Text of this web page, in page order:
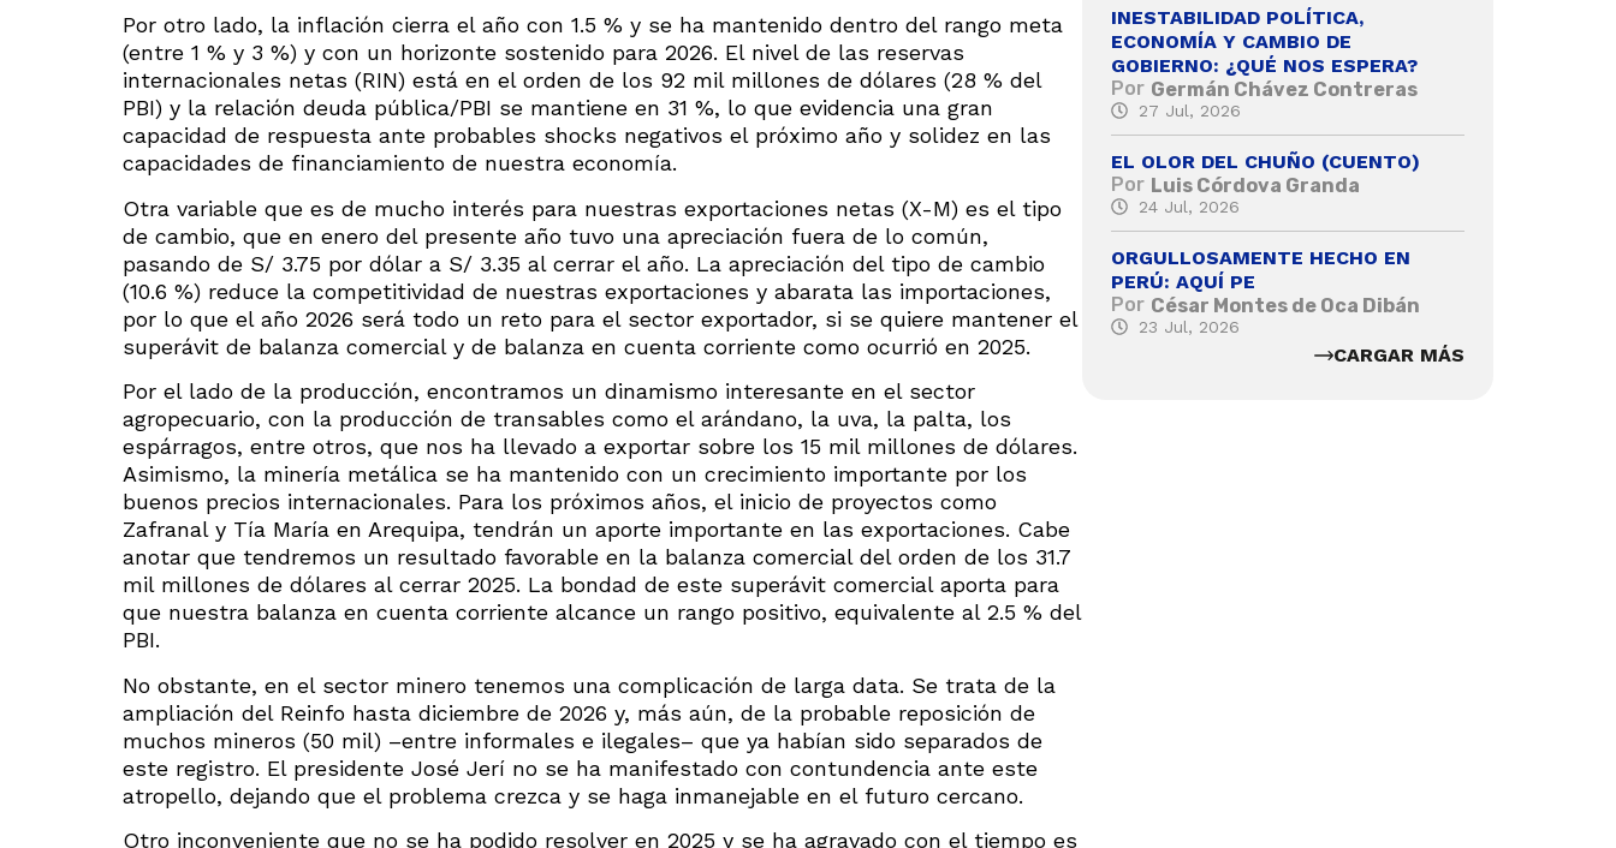
Por otro lado, la inflación cierra el año con 1.5 % y se ha mantenido dentro del rango meta
(entre 1 % y 3 %) y con un horizonte sostenido para 2026. El nivel de las reservas
internacionales netas (RIN) está en el orden de los 92 mil millones de dólares (28 % del
PBI) y la relación deuda pública/PBI se mantiene en 31 %, lo que evidencia una gran
capacidad de respuesta ante probables shocks negativos el próximo año y solidez en las
capacidades de financiamiento de nuestra economía.
Otra variable que es de mucho interés para nuestras exportaciones netas (X-M) es el tipo
de cambio, que en enero del presente año tuvo una apreciación fuera de lo común,
pasando de S/ 3.75 por dólar a S/ 3.35 al cerrar el año. La apreciación del tipo de cambio
(10.6 %) reduce la competitividad de nuestras exportaciones y abarata las importaciones,
por lo que el año 2026 será todo un reto para el sector exportador, si se quiere mantener el
superávit de balanza comercial y de balanza en cuenta corriente como ocurrió en 2025.
Por el lado de la producción, encontramos un dinamismo interesante en el sector
agropecuario, con la producción de transables como el arándano, la uva, la palta, los
espárragos, entre otros, que nos ha llevado a exportar sobre los 15 mil millones de dólares.
Asimismo, la minería metálica se ha mantenido con un crecimiento importante por los
buenos precios internacionales. Para los próximos años, el inicio de proyectos como
Zafranal y Tía María en Arequipa, tendrán un aporte importante en las exportaciones. Cabe
anotar que tendremos un resultado favorable en la balanza comercial del orden de los 31.7
mil millones de dólares al cerrar 2025. La bondad de este superávit comercial aporta para
que nuestra balanza en cuenta corriente alcance un rango positivo, equivalente al 2.5 % del
PBI.
No obstante, en el sector minero tenemos una complicación de larga data. Se trata de la
ampliación del Reinfo hasta diciembre de 2026 y, más aún, de la probable reposición de
muchos mineros (50 mil) –entre informales e ilegales– que ya habían sido separados de
este registro. El presidente José Jerí no se ha manifestado con contundencia ante este
atropello, dejando que el problema crezca y se haga inmanejable en el futuro cercano.
Otro inconveniente que no se ha podido resolver en 2025 y se ha agravado con el tiempo es
INESTABILIDAD POLÍTICA,
ECONOMÍA Y CAMBIO DE
GOBIERNO: ¿QUÉ NOS ESPERA?
Por Germán Chávez Contreras
27 Jul, 2026
EL OLOR DEL CHUÑO (CUENTO)
Por Luis Córdova Granda
24 Jul, 2026
ORGULLOSAMENTE HECHO EN
PERÚ: AQUÍ PE
Por César Montes de Oca Dibán
23 Jul, 2026
CARGAR MÁS